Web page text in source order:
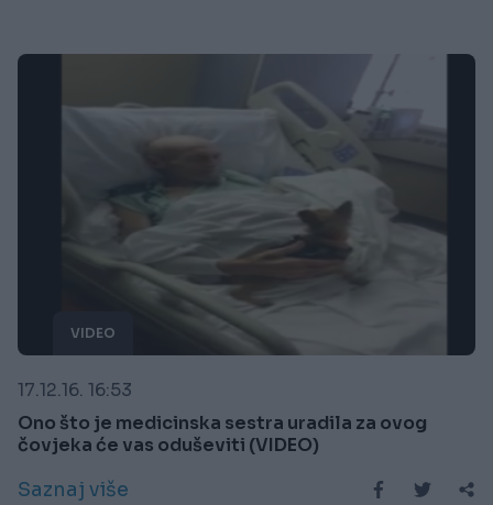
VIDEO
17.12.16. 16:53
Ono što je medicinska sestra uradila za ovog
čovjeka će vas oduševiti (VIDEO)
Saznaj više